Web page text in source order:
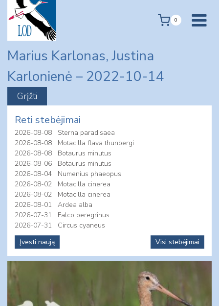
content
0
Marius Karlonas, Justina
Karlonienė – 2022-10-14
Reti stebėjimai
2026-08-08
Sterna paradisaea
2026-08-08
Motacilla flava thunbergi
2026-08-08
Botaurus minutus
2026-08-06
Botaurus minutus
2026-08-04
Numenius phaeopus
2026-08-02
Motacilla cinerea
2026-08-02
Motacilla cinerea
2026-08-01
Ardea alba
2026-07-31
Falco peregrinus
2026-07-31
Circus cyaneus
Įvesti naują
Visi stebėjimai